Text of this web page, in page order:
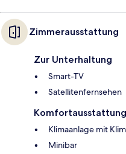
Zimmerausstattung
Zur Unterhaltung
Smart-TV
Satellitenfernsehen
Komfortausstattung
Klimaanlage mit
Minibar